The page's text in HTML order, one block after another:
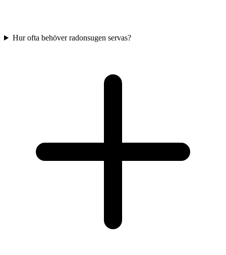
Hur ofta behöver radonsugen servas?